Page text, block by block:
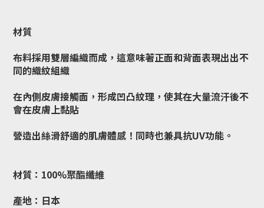
材質
布料採用雙層編織而成，這意味著正面和背面表現出出不
同的織紋組織
在內側皮膚接觸面，形成凹凸紋理，使其在大量流汗後不
會在皮膚上黏貼
營造出絲滑舒適的肌膚體感！同時也兼具抗UV功能。
材質：100%聚酯纖維
產地：日本